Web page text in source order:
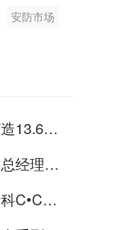
安防市场
13.6公
经理张
C•CUR